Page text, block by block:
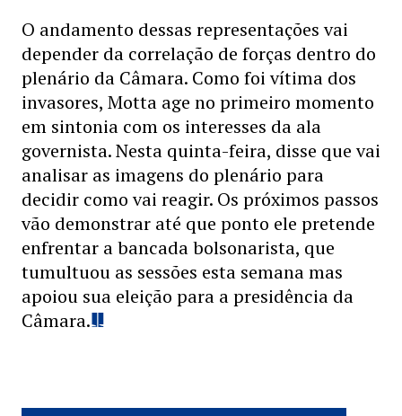
O andamento dessas representações vai
depender da correlação de forças dentro do
plenário da Câmara. Como foi vítima dos
invasores, Motta age no primeiro momento
em sintonia com os interesses da ala
governista. Nesta quinta-feira, disse que vai
analisar as imagens do plenário para
decidir como vai reagir. Os próximos passos
vão demonstrar até que ponto ele pretende
enfrentar a bancada bolsonarista, que
tumultuou as sessões esta semana mas
apoiou sua eleição para a presidência da
Câmara.